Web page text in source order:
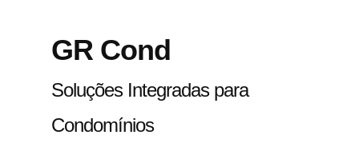
GR Cond
Soluções Integradas para
Condomínios